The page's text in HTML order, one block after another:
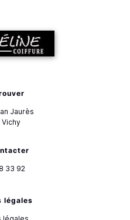
Jaurès
Vichy
33 92
légales